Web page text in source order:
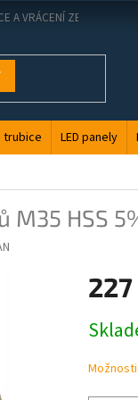
A VRÁCENÍ ZBOŽÍ
trubice LED panely
M35 HSS
227
cena: